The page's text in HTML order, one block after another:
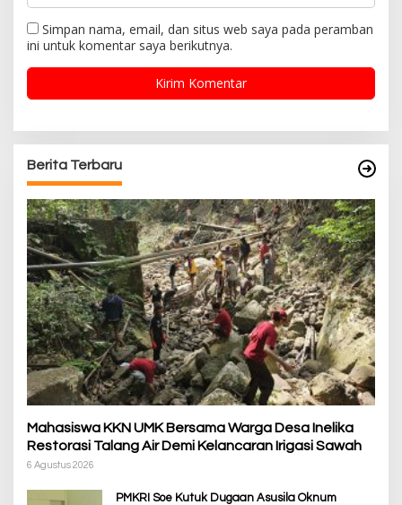
Simpan nama, email, dan situs web saya pada peramban
ini untuk komentar saya berikutnya.
Berita Terbaru
Mahasiswa KKN UMK Bersama Warga Desa Inelika
Restorasi Talang Air Demi Kelancaran Irigasi Sawah
6 Agustus 2026
PMKRI Soe Kutuk Dugaan Asusila Oknum